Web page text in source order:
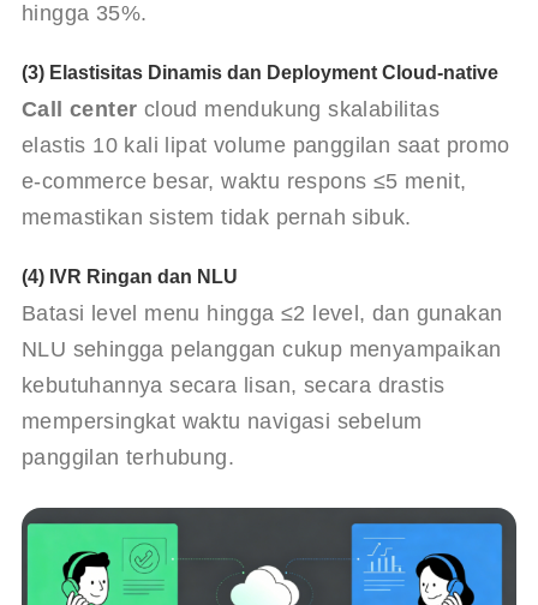
hingga 35%.
(3) Elastisitas Dinamis dan Deployment Cloud-native
Call center cloud mendukung skalabilitas
elastis 10 kali lipat volume panggilan saat promo
e-commerce besar, waktu respons ≤5 menit,
memastikan sistem tidak pernah sibuk.
(4) IVR Ringan dan NLU
Batasi level menu hingga ≤2 level, dan gunakan
NLU sehingga pelanggan cukup menyampaikan
kebutuhannya secara lisan, secara drastis
mempersingkat waktu navigasi sebelum
panggilan terhubung.